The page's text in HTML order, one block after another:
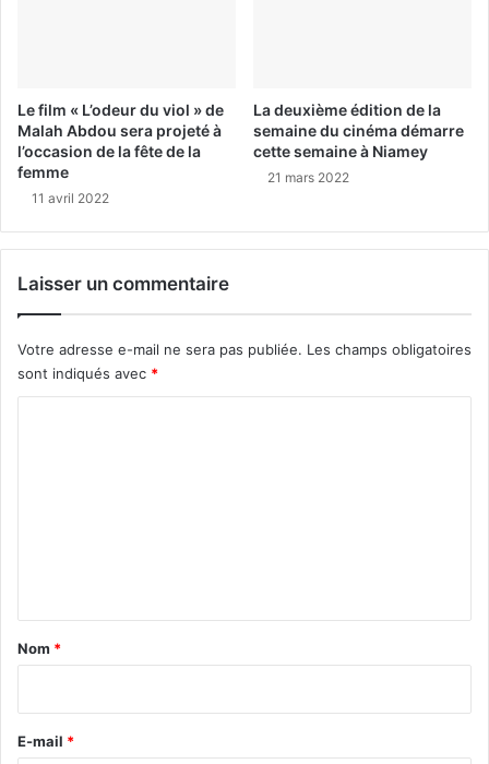
Le film « L’odeur du viol » de
Malah Abdou sera projeté à
l’occasion de la fête de la
femme
11 avril 2022
La deuxième édition de la
semaine du cinéma démarre
cette semaine à Niamey
21 mars 2022
Laisser un commentaire
Votre adresse e-mail ne sera pas publiée. Les champs obligatoires
sont indiqués avec *
a
e
Nom *
E-mail *